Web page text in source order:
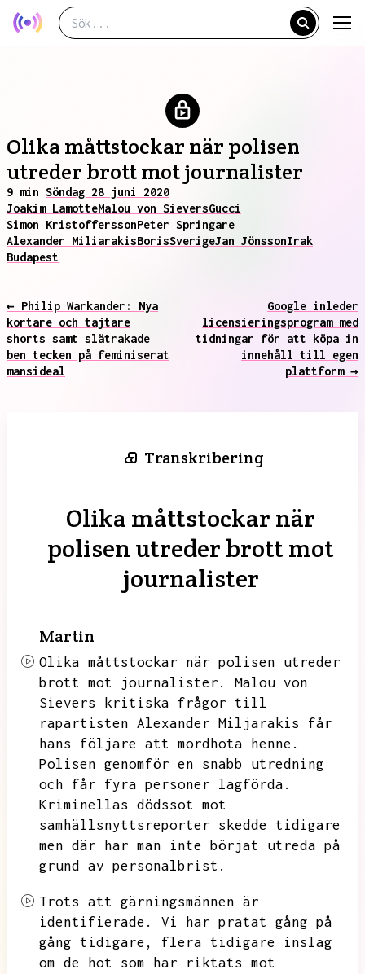
Olika måttstockar när polisen
utreder brott mot journalister
9 min Söndag 28 juni 2020
Joakim LamotteMalou von SieversGucci
Simon KristofferssonPeter Springare
Alexander MiliarakisBorisSverigeJan JönssonIrak
Budapest
← Philip Warkander: Nya
kortare och tajtare
shorts samt slätrakade
ben tecken på feminiserat
mansideal
Google inleder
licensieringsprogram med
tidningar för att köpa in
innehåll till egen
plattform →
Transkribering
Olika måttstockar när
polisen utreder brott mot
journalister
Martin
Olika måttstockar när polisen utreder
brott mot journalister.
Malou von
Sievers kritiska frågor till
rapartisten Alexander Miljarakis får
hans följare att mordhota henne.
Polisen genomför en snabb utredning
och får fyra personer lagförda.
Kriminellas dödssot mot
samhällsnyttsreporter skedde tidigare
men där har man inte börjat utreda på
grund av personalbrist.
Trots att gärningsmännen är
identifierade.
Vi har pratat gång på
gång tidigare,
flera tidigare inslag
om de hot som har riktats mot